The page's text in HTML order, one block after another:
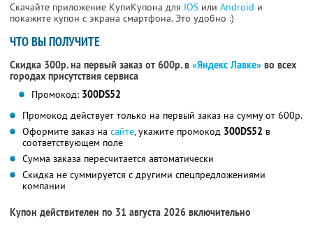
Скачайте приложение КупиКупона для IOS или Android и
покажите купон с экрана смартфона. Это удобно :)
ЧТО ВЫ ПОЛУЧИТЕ
Скидка 300р. на первый заказ от 600р. в «Яндекс Лавке» во всех
городах присутствия сервиса
Промокод: 300DS52
Промокод действует только на первый заказ на сумму от 600р.
Оформите заказ на сайте, укажите промокод 300DS52 в
соответствующем поле
Сумма заказа пересчитается автоматически
Скидка не суммируется с другими спецпредложениями
компании
Купон действителен по 31 августа 2026 включительно